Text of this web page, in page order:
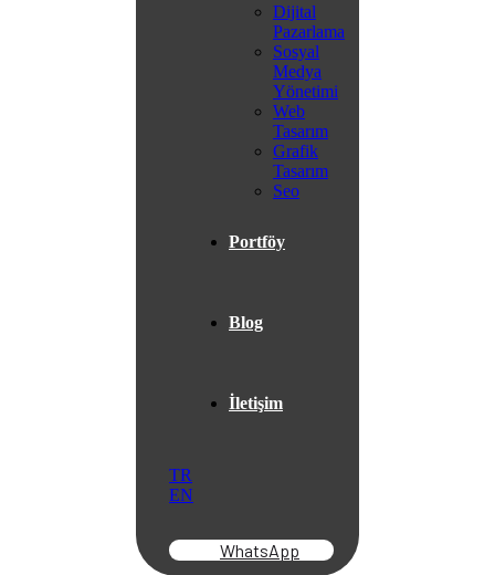
Dijital
Pazarlama
Sosyal
Medya
Yönetimi
Web
Tasarım
Grafik
Tasarım
Seo
Portföy
Blog
İletişim
TR
EN
WhatsApp